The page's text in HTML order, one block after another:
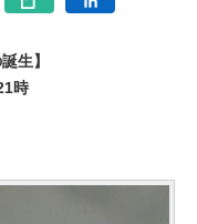
生】
時